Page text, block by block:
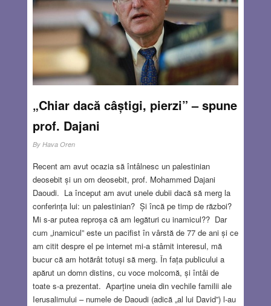
„Chiar dacă câștigi, pierzi” – spune
prof. Dajani
By Hava Oren
Recent am avut ocazia să întâlnesc un palestinian
deosebit și un om deosebit, prof. Mohammed Dajani
Daoudi. La început am avut unele dubii dacă să merg la
conferința lui: un palestinian? Și încă pe timp de război?
Mi s-ar putea reproșa că am legături cu inamicul?? Dar
cum „inamicul” este un pacifist în vârstă de 77 de ani și ce
am citit despre el pe internet mi-a stârnit interesul, mă
bucur că am hotărât totuși să merg. În fața publicului a
apărut un domn distins, cu voce molcomă, și întâi de
toate s-a prezentat. Aparține uneia din vechile familii ale
Ierusalimului – numele de Daoudi (adică „al lui David”) l-au